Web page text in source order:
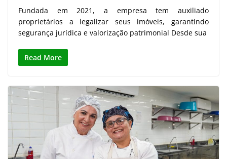
Fundada em 2021, a empresa tem auxiliado
proprietários a legalizar seus imóveis, garantindo
segurança jurídica e valorização patrimonial Desde sua
Read More